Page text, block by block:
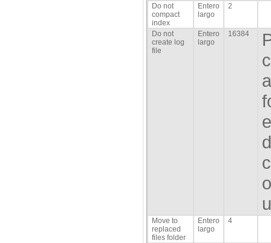
Do not
compact
index
Entero
largo
2
Do not
create log
file
Entero
largo
16384
Move to
replaced
files folder
Entero
largo
4